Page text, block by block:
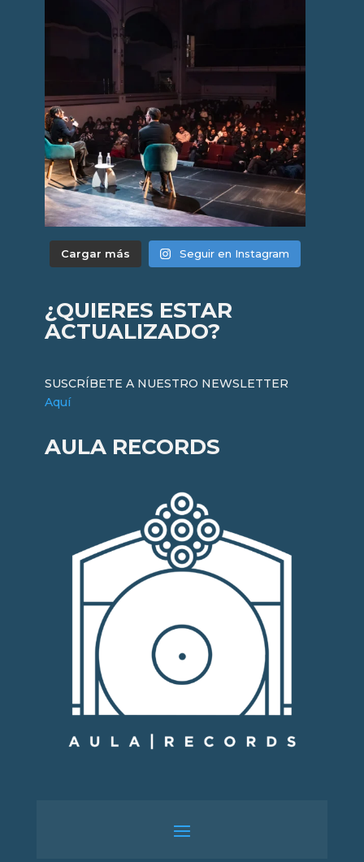
Cargar más Seguir en Instagram
¿QUIERES ESTAR
ACTUALIZADO?
SUSCRÍBETE A NUESTRO NEWSLETTER
Aquí
AULA RECORDS